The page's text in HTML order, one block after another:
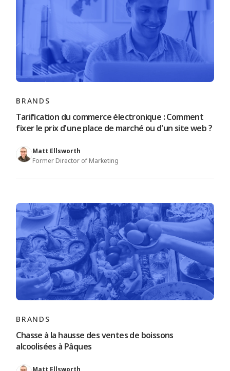
BRANDS
Tarification du commerce électronique : Comment
fixer le prix d'une place de marché ou d'un site web ?
Matt Ellsworth
Former Director of Marketing
BRANDS
Chasse à la hausse des ventes de boissons
alcoolisées à Pâques
Matt Ellsworth